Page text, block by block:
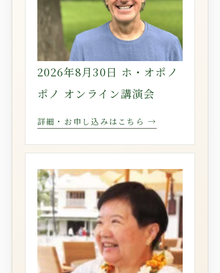
2026年8月30日 ホ・オポノ
ポノ オンライン講演会
詳細・お申し込みはこちら →